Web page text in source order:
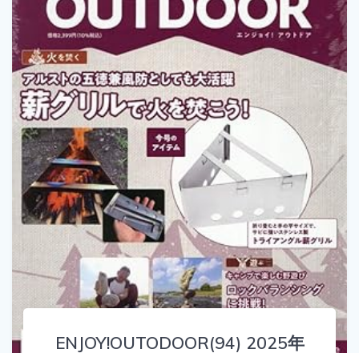
ENJOY!OUTODOOR(94) 2025年